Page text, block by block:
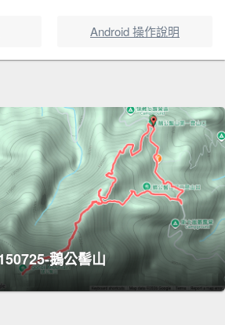
Android 操作說明
鵝公髻山